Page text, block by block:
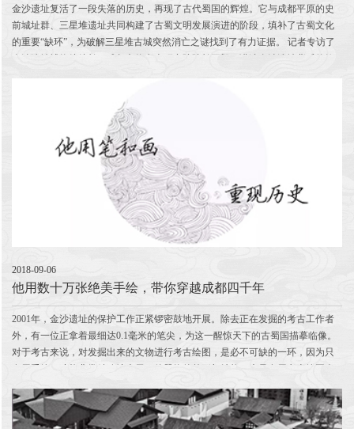
金沙遗址复活了一段失落的历史，再现了古代蜀国的辉煌。它与成都平原的史
前城址群、三星堆遗址共同构建了古蜀文明发展演进的阶段，填补了古蜀文化
的重要“缺环”，为破解三星堆古城突然消亡之谜找到了有力证据。 记者专访了
2018-09-06
他用数十万张绝美手绘，带你穿越成都四千年
2001年，金沙遗址的保护工作正紧锣密鼓地开展。除去正在发掘的考古工作者
外，有一位正拿着最细达0.1毫米的笔尖，为这一醒惊天下的古蜀国描摹临像。
对于考古来说，对发掘出来的文物进行考古绘图，是必不可缺的一环，因为只